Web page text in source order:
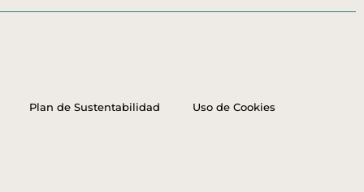
Plan de Sustentabilidad Uso de Cookies